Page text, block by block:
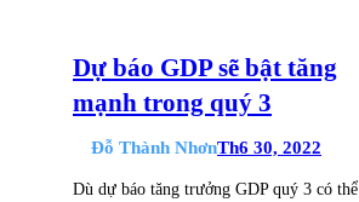
Dự báo GDP sẽ bật tăng
mạnh trong quý 3
Đỗ Thành NhơnTh6 30, 2022
Dù dự báo tăng trưởng GDP quý 3 có thể